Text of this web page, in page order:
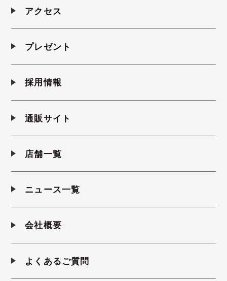
アクセス
プレゼント
採用情報
通販サイト
店舗一覧
ニュース一覧
会社概要
よくあるご質問